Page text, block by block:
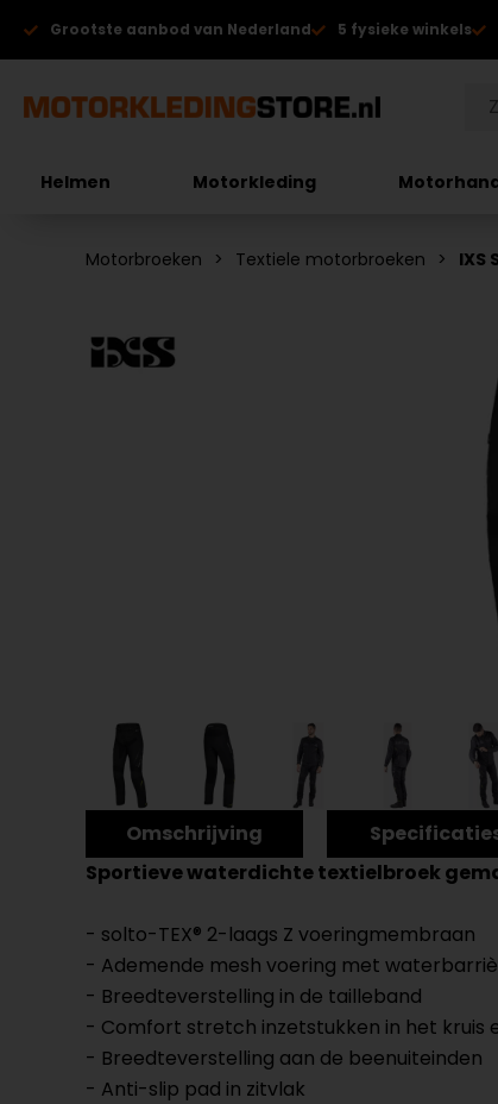
Grootste aanbod van Nederland 5 fysieke winkels
Helmen Motorkleding
Motorbroeken Textiele motorbroeken IXS
Omschrijving
Sportieve waterdichte textielbroek
- solto-TEX® 2-laags Z voeringmembraan
- Ademende mesh voering met
- Breedteverstelling in de tailleband
- Comfort stretch inzetstukken in het kruis
- Breedteverstelling aan de beenuiteinden
- Anti-slip pad in zitvlak